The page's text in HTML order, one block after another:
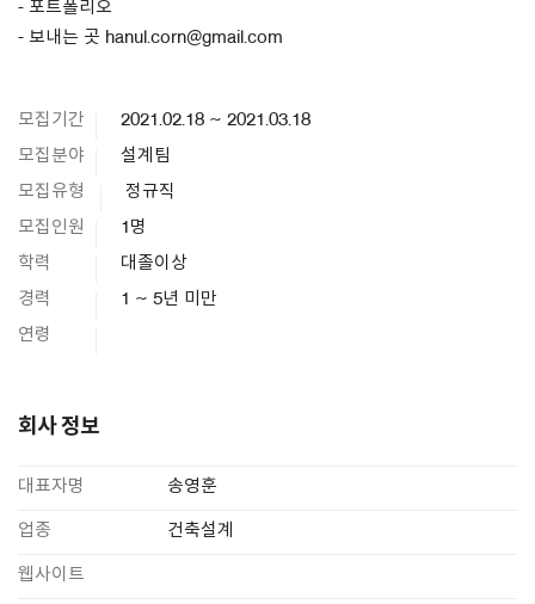
- 포트폴리오
- 보내는 곳 hanul.corn@gmail.com
모집기간 2021.02.18 ~ 2021.03.18
모집분야 설계팀
모집유형 정규직
모집인원 1명
학력 대졸이상
경력 1 ~ 5년 미만
연령
회사 정보
대표자명 송영훈
업종 건축설계
웹사이트